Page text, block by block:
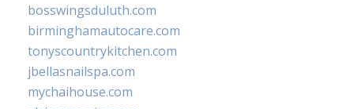
bosswingsduluth.com
birminghamautocare.com
tonyscountrykitchen.com
jbellasnailspa.com
mychaihouse.com